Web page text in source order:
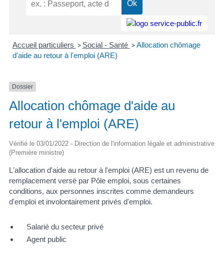
Accueil particuliers > Social - Santé > Allocation chômage
d'aide au retour à l'emploi (ARE)
Dossier
Allocation chômage d'aide au
retour à l'emploi (ARE)
Vérifié le 03/01/2022 - Direction de l'information légale et administrative
(Première ministre)
L'allocation d'aide au retour à l'emploi (ARE) est un revenu de
remplacement versé par Pôle emploi, sous certaines
conditions, aux personnes inscrites comme demandeurs
d'emploi et involontairement privés d'emploi.
Salarié du secteur privé
Agent public